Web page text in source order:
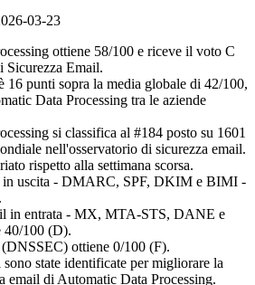
03-23
ottiene 58/100 e riceve il voto C
Sicurezza Email.
16 punti sopra la media globale di 42/100,
Data Processing tra le aziende
si classifica al #184 posto su 1601
nell'osservatorio di sicurezza email.
rispetto alla settimana scorsa.
in uscita - DMARC, SPF, DKIM e BIMI -
in entrata - MX, MTA-STS, DANE e
40/100 (D).
ottiene 0/100 (F).
state identificate per migliorare la
email di Automatic Data Processing.